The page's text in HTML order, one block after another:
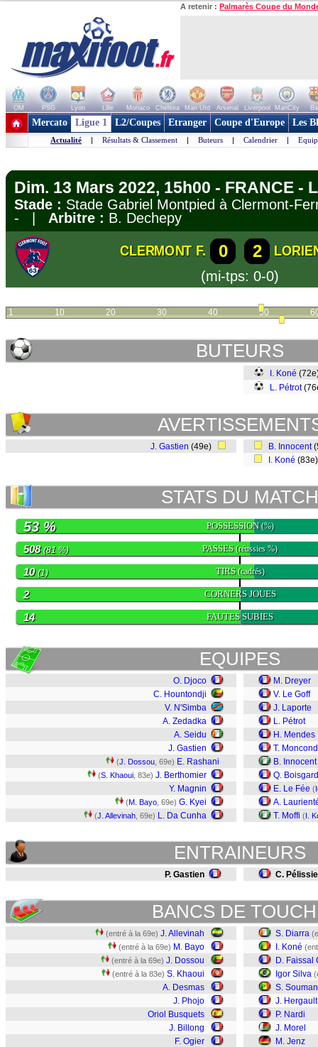
A retenir : Palmarès Coupe du
OM PSG Lyon Lille Monaco Chelsea Man Utd Arsenal Liverpool ManCity
+ de clubs
Mercato Ligue 1 L2/Coupes Etranger Coupe d'Europe Les
Actualité | Résultats & Classement | Buteurs | Calendrier |
Dim. 13 Mars 2022, 15h00 - FRANCE -
Stade : Stade Gabriel Montpied à Clermont-
- | Arbitre : B. Dechepy
CLERMONT F. 0 2
(mi-tps: 0-0)
1 10 20 30 40 50
BUTEURS
I. Koné
L. Pétrot
J. Gastien (49e) B. Innocent
I. Koné
STATS DU MATCH
POSSESSION(%)
53 %
PASSES(réussies %)
508(81 %)
TIRS(cadrés)
10(1)
CORNERS JOUES
2
FAUTES SUBIES
14
EQUIPES
O. Djoco
C. Hountondji
V. N'Simba
A. Zedadka
A. Seidu
J. Gastien
(J. Dossou , 69e) E. Rashani
(S. Khaoui , 83e) J. Berthomier
Y. Magnin
(M. Bayo , 69e) G. Kyei
(J. Allevinah , 69e) L. Da Cunha
M. Dreyer
V. Le Goff
J. Laporte
L. Pétrot
H. Mendes
T.
B. Innocent
Q. Boisgard
E. Le Fée (
A.
T. Moffi (I.
ENTRAINEURS
P. Gastien C.
BANCS DE
(entré à la 69e) J. Allevinah
(entré à la 69e) M. Bayo
(entré à la 69e) J. Dossou
(entré à la 83e) S. Khaoui
A. Desmas
J. Phojo
Oriol Busquets
J. Billong
F. Ogier
S. Diarra
I. Koné
D. Faissal
Igor Silva
S.
J. Hergault
P. Nardi
J. Morel
M. Jenz